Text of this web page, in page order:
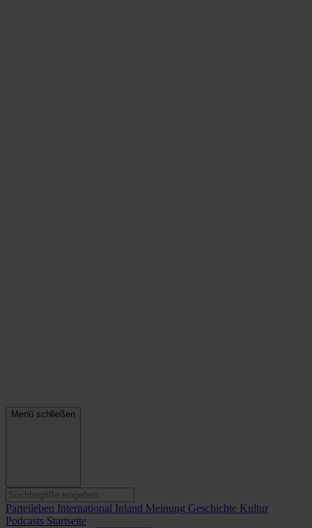
Menü schließen
Parteileben International Inland Meinung Geschichte Kultur
Podcasts Startseite